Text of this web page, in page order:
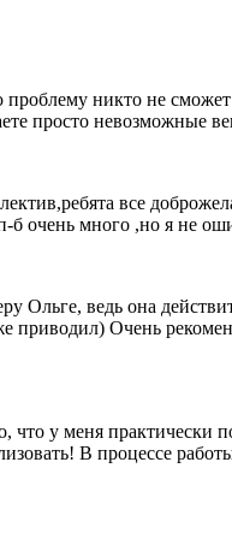
никто не
просто невозможные
все
много ,но я не
ведь она
приводил) Очень
у меня
В процессе